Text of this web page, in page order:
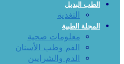
الطب البديل
التغذية
المجلة الطبية
معلومات صحية
الفم وطب الأسنان
الدم والشرايين